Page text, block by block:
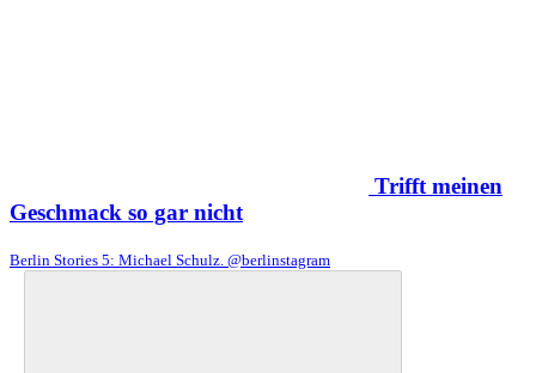
Trifft meinen
Geschmack so gar nicht
Berlin Stories 5: Michael Schulz. @berlinstagram